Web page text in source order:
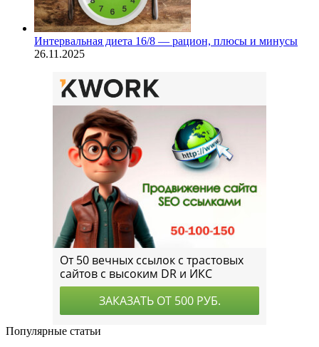
Интервальная диета 16/8 — рацион, плюсы и минусы
26.11.2025
Популярные статьи